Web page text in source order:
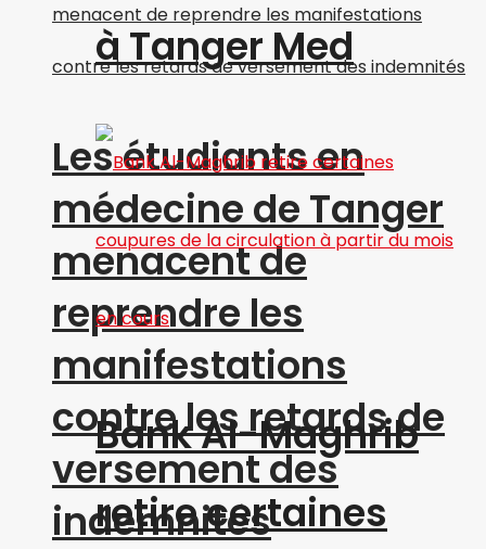
Les étudiants en
médecine de Tanger
menacent de
reprendre les
manifestations
contre les retards de
versement des
indemnités
à Tanger Med
Bank Al-Maghrib
retire certaines